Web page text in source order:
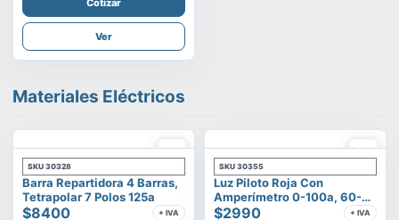
Cotizar
Ver
Materiales Eléctricos
SKU 30328
Barra Repartidora 4 Barras,
Tetrapolar 7 Polos 125a
$8400 + IVA
SKU 30355
Luz Piloto Roja Con
Amperímetro 0-100a, 60-
500v
$2990 + IVA